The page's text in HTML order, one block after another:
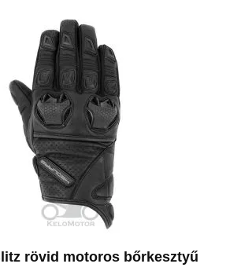
rövid motoros bőrkesztyű